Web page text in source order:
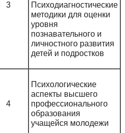
3
Психодиагностические
методики для оценки
уровня
познавательного и
личностного развития
детей и подростков
4
Психологические
аспекты высшего
профессионального
образования
учащейся молодежи